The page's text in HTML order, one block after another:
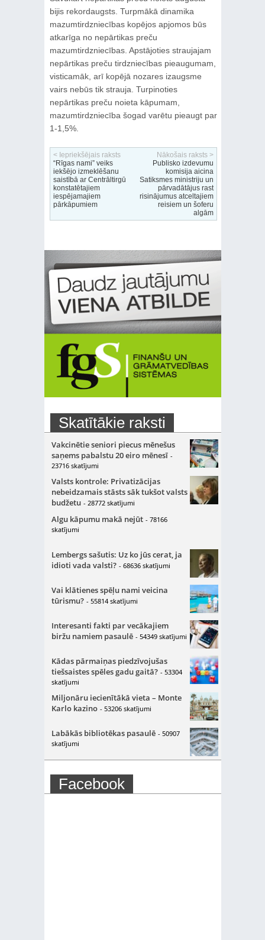
bijis rekordaugsts. Turpmākā dinamika
mazumtirdzniecības kopējos apjomos būs
atkarīga no nepārtikas preču
mazumtirdzniecības. Apstājoties straujajam
nepārtikas preču tirdzniecības pieaugumam,
visticamāk, arī kopējā nozares izaugsme
vairs nebūs tik strauja. Turpinoties
nepārtikas preču noieta kāpumam,
mazumtirdzniecība šogad varētu pieaugt par
1-1,5%.
< Iepriekšējais raksts
“Rīgas nami” veiks
iekšējo izmeklēšanu
saistībā ar Centrāltirgū
konstatētajiem
iespējamajiem
pārkāpumiem
Nākošais raksts >
Publisko izdevumu
komisija aicina
Satiksmes ministriju un
pārvadātājus rast
risinājumus atceltajiem
reisiem un šoferu
algām
Skatītākie raksti
Vakcinētie seniori piecus mēnešus
saņems pabalstu 20 eiro mēnesī -
23716 skatījumi
Valsts kontrole: Privatizācijas
nebeidzamais stāsts sāk tukšot valsts
budžetu - 28772 skatījumi
Algu kāpumu makā nejūt - 78166
skatījumi
Lembergs sašutis: Uz ko jūs cerat, ja
idioti vada valsti? - 68636 skatījumi
Vai klātienes spēļu nami veicina
tūrismu? - 55814 skatījumi
Interesanti fakti par vecākajiem
biržu namiem pasaulē - 54349 skatījumi
Kādas pārmaiņas piedzīvojušas
tiešsaistes spēles gadu gaitā? - 53304
skatījumi
Miljonāru iecienītākā vieta – Monte
Karlo kazino - 53206 skatījumi
Labākās bibliotēkas pasaulē - 50907
skatījumi
Facebook